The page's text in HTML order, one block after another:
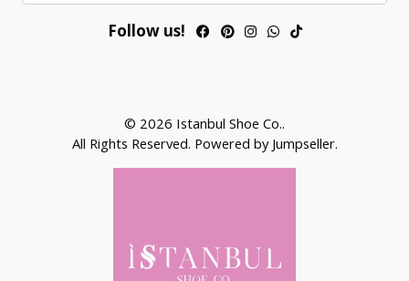
Follow us!
© 2026 Istanbul Shoe Co..
All Rights Reserved. Powered by Jumpseller.